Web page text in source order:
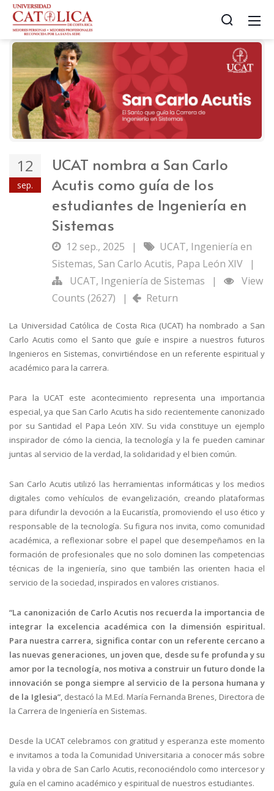
12
sep.
UCAT nombra a San Carlo
Acutis como guía de los
estudiantes de Ingeniería en
Sistemas
12 sep., 2025 | UCAT, Ingeniería en
Sistemas, San Carlo Acutis, Papa León XIV
|
UCAT, Ingeniería de Sistemas |
View
Counts (2627)
| Return
La Universidad Católica de Costa Rica (UCAT) ha nombrado a San
Carlo Acutis como el Santo que guíe e inspire a nuestros futuros
Ingenieros en Sistemas, convirtiéndose en un referente espiritual y
académico para la carrera.
Para la UCAT este acontecimiento representa una importancia
especial, ya que San Carlo Acutis ha sido recientemente canonizado
por su Santidad el Papa León XIV. Su vida constituye un ejemplo
inspirador de cómo la ciencia, la tecnología y la fe pueden caminar
juntas al servicio de la verdad, la solidaridad y el bien común.
San Carlo Acutis utilizó las herramientas informáticas y los medios
digitales como vehículos de evangelización, creando plataformas
para difundir la devoción a la Eucaristía, promoviendo el uso ético y
responsable de la tecnología. Su figura nos invita, como comunidad
académica, a reflexionar sobre el papel que desempeñamos en la
formación de profesionales que no solo dominen las competencias
técnicas de la ingeniería, sino que también las orienten hacia el
servicio de la sociedad, inspirados en valores cristianos.
“La canonización de Carlo Acutis nos recuerda la importancia de
integrar la excelencia académica con la dimensión espiritual.
Para nuestra carrera, significa contar con un referente cercano a
las nuevas generaciones, un joven que, desde su fe profunda y su
amor por la tecnología, nos motiva a construir un futuro donde la
innovación se ponga siempre al servicio de la persona humana y
de la Iglesia”, destacó la M.Ed. María Fernanda Brenes, Directora de
la Carrera de Ingeniería en Sistemas.
Desde la UCAT celebramos con gratitud y esperanza este momento
e invitamos a toda la Comunidad Universitaria a conocer más sobre
la vida y obra de San Carlo Acutis, reconociéndolo como intercesor y
guía en el camino académico y espiritual de nuestros estudiantes.